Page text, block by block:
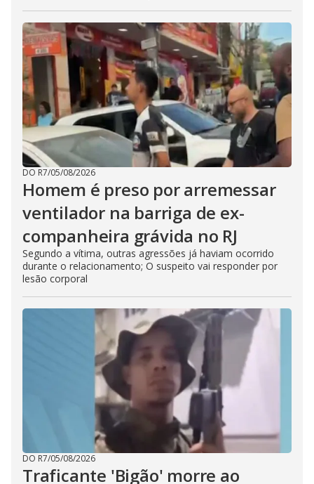
DO R7/05/08/2026
Homem é preso por arremessar
ventilador na barriga de ex-
companheira grávida no RJ
Segundo a vítima, outras agressões já haviam ocorrido
durante o relacionamento; O suspeito vai responder por
lesão corporal
DO R7/05/08/2026
Traficante 'Bigão' morre ao